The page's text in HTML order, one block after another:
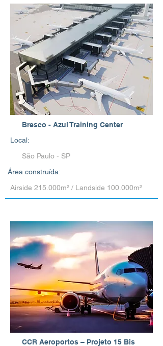
Bresco - Azul Training Center
Local:
São Paulo - SP
Área construída:
Airside 215.000m² / Landside 100.000m²
CCR Aeroportos – Projeto 15 Bis